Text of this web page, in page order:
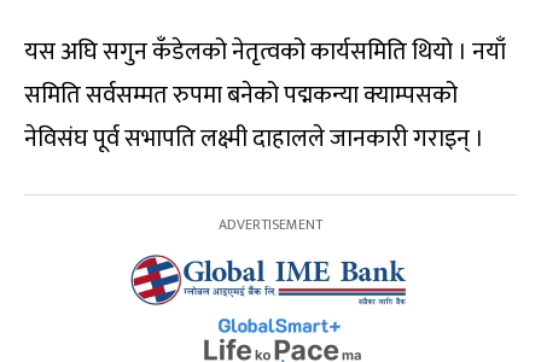
यस अघि सगुन कँडेलको नेतृत्वको कार्यसमिति थियो । नयाँ
समिति सर्वसम्मत रुपमा बनेको पद्मकन्या क्याम्पसको
नेविसंघ पूर्व सभापति लक्ष्मी दाहालले जानकारी गराइन् ।